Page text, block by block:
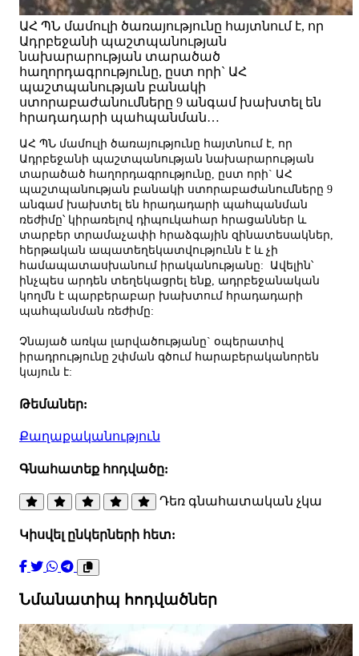
ԱՀ ՊՆ մամուլի ծառայությունը հայտնում է, որ
Ադրբեջանի պաշտպանության
նախարարության տարածած
հաղորդագրությունը, ըստ որի` ԱՀ
պաշտպանության բանակի
ստորաբաժանումները 9 անգամ խախտել են
հրադադարի պահպանման…
ԱՀ ՊՆ մամուլի ծառայությունը հայտնում է, որ
Ադրբեջանի պաշտպանության նախարարության
տարածած հաղորդագրությունը, ըստ որի` ԱՀ
պաշտպանության բանակի ստորաբաժանումները 9
անգամ խախտել են հրադադարի պահպանման
ռեժիմը՝ կիրառելով դիպուկահար հրացաններ և
տարբեր տրամաչափի հրաձգային զինատեսակներ,
հերթական ապատեղեկատվությունն է և չի
համապատասխանում իրականությանը: Ավելին՝
ինչպես արդեն տեղեկացրել ենք, ադրբեջանական
կողմն է պարբերաբար խախտում հրադադարի
պահպանման ռեժիմը:
Չնայած առկա լարվածությանը` օպերատիվ
իրադրությունը շփման գծում հարաբերականորեն
կայուն է:
Թեմաներ:
Քաղաքականություն
Գնահատեք հոդվածը:
Դեռ գնահատական չկա
Կիսվել ընկերների հետ:
Նմանատիպ հոդվածներ